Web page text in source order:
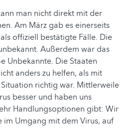
man nicht direkt mit der
Am März gab es einerseits
offiziell bestätigte Fälle. Die
Außerdem war das
Unbekannte. Die Staaten
anders zu helfen, als mit
richtig war. Mittlerweile
besser und haben uns
Handlungsoptionen gibt: Wir
im Umgang mit dem Virus, auf